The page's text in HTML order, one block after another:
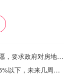
涉及有史以来
成和解！
炒房者手握超一半新公寓！多伦多居民请愿，要求政府对房地产利润征收新税！
抵押贷款利率终于下降！五年期利率降至5%以下，未来几周内进一步降低！